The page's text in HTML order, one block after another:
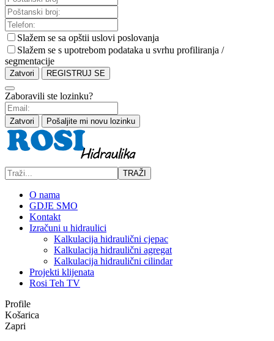
Slažem se sa opštii uslovi poslovanja
Slažem se s upotrebom podataka u svrhu profiliranja /
segmentacije
Zatvori REGISTRUJ SE
Zaboravili ste lozinku?
Zatvori Pošaljite mi novu lozinku
TRAŽI
O nama
GDJE SMO
Kontakt
Izračuni u hidraulici
Kalkulacija hidraulični cjepac
Kalkulacija hidraulični agregat
Kalkulacija hidraulični cilindar
Projekti klijenata
Rosi Teh TV
Profile
Košarica
Zapri